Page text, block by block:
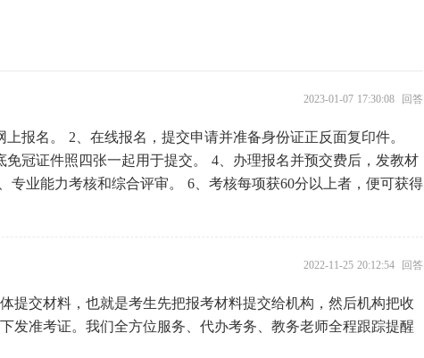
2023-01-07 17:30:08 回答
报名。 2、在线报名，提交申请并准备身份证正反面复印件。
冠证件照四张一起用于提交。 4、办理报名并预交费后，发教材
专业能力考核和综合评审。 6、考核每项获60分以上者，便可获得
2022-11-25 20:12:54 回答
提交材料，也就是考生先把报考材料提交给机构，然后机构把收
发准考证。我们全方位服务、代办考务、教务老师全程跟踪提醒